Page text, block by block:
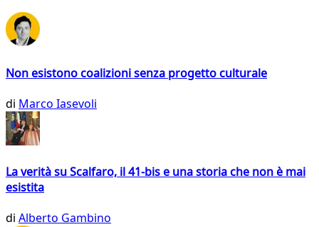
Non esistono coalizioni senza progetto culturale
di Marco Iasevoli
La verità su Scalfaro, il 41-bis e una storia che non è mai
esistita
di Alberto Gambino